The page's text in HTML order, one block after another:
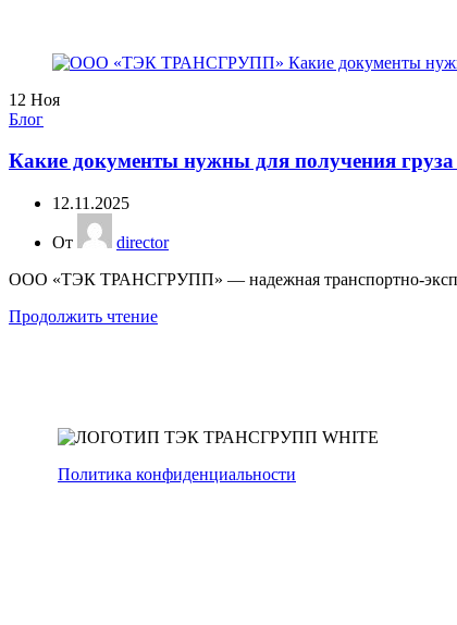
12 Ноя
Блог
Какие документы нужны для получения
12.11.2025
От
director
ООО «ТЭК ТРАНСГРУПП» — надежная транспортно-
Продолжить чтение
Политика конфиденциальности